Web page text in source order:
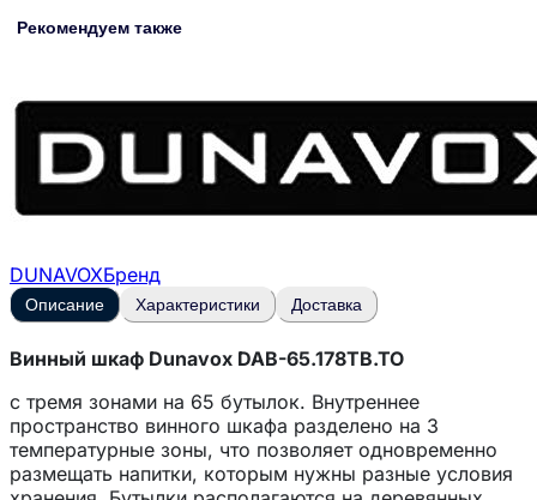
Рекомендуем также
DUNAVOXБренд
Описание Характеристики Доставка
Винный шкаф Dunavox DAB-65.178TB.TO
с тремя зонами на 65 бутылок. Внутреннее
пространство винного шкафа разделено на 3
температурные зоны, что позволяет одновременно
размещать напитки, которым нужны разные условия